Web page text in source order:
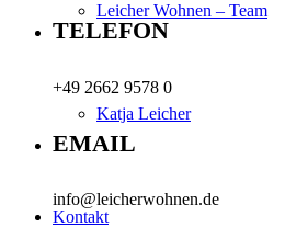
Leicher Wohnen – Team
Katja Leicher
Kontakt
TELEFON
+49 2662 9578 0
EMAIL
info@leicherwohnen.de